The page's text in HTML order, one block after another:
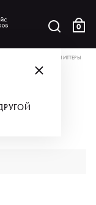
0
ГЛИТТЕРЫ